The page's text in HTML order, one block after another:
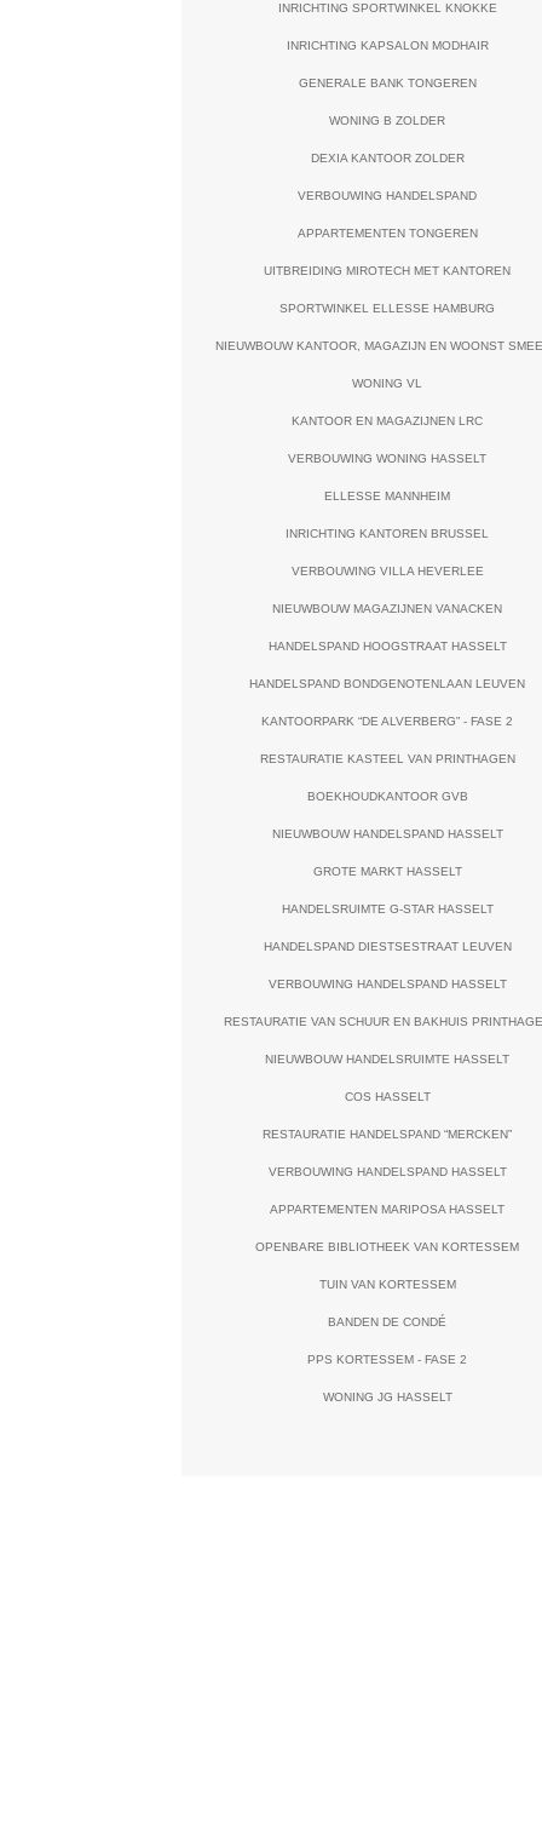
INRICHTING SPORTWINKEL KNOKKE
INRICHTING KAPSALON MODHAIR
GENERALE BANK TONGEREN
WONING B ZOLDER
DEXIA KANTOOR ZOLDER
VERBOUWING HANDELSPAND
APPARTEMENTEN TONGEREN
UITBREIDING MIROTECH MET KANTOREN
SPORTWINKEL ELLESSE HAMBURG
NIEUWBOUW KANTOOR, MAGAZIJN EN WOONST
WONING VL
KANTOOR EN MAGAZIJNEN LRC
VERBOUWING WONING HASSELT
ELLESSE MANNHEIM
INRICHTING KANTOREN BRUSSEL
VERBOUWING VILLA HEVERLEE
NIEUWBOUW MAGAZIJNEN VANACKEN
HANDELSPAND HOOGSTRAAT HASSELT
HANDELSPAND BONDGENOTENLAAN LEUVEN
KANTOORPARK “DE ALVERBERG” - FASE 2
RESTAURATIE KASTEEL VAN PRINTHAGEN
BOEKHOUDKANTOOR GVB
NIEUWBOUW HANDELSPAND HASSELT
GROTE MARKT HASSELT
HANDELSRUIMTE G-STAR HASSELT
HANDELSPAND DIESTSESTRAAT LEUVEN
VERBOUWING HANDELSPAND HASSELT
RESTAURATIE VAN SCHUUR EN BAKHUIS
NIEUWBOUW HANDELSRUIMTE HASSELT
COS HASSELT
RESTAURATIE HANDELSPAND “MERCKEN”
VERBOUWING HANDELSPAND HASSELT
APPARTEMENTEN MARIPOSA HASSELT
OPENBARE BIBLIOTHEEK VAN KORTESSEM
TUIN VAN KORTESSEM
BANDEN DE CONDÉ
PPS KORTESSEM - FASE 2
WONING JG HASSELT